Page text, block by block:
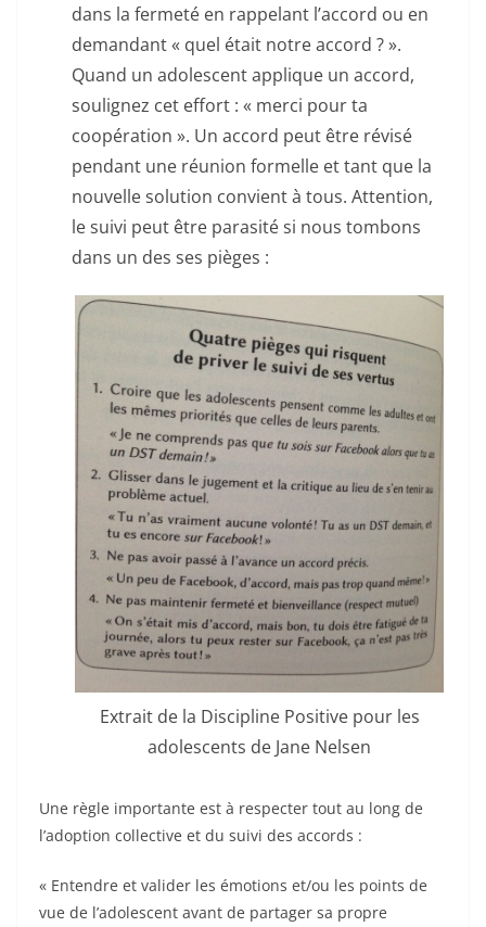
dans la fermeté en rappelant l’accord ou en
demandant « quel était notre accord ? ».
Quand un adolescent applique un accord,
soulignez cet effort : « merci pour ta
coopération ». Un accord peut être révisé
pendant une réunion formelle et tant que la
nouvelle solution convient à tous. Attention,
le suivi peut être parasité si nous tombons
dans un des ses pièges :
Extrait de la Discipline Positive pour les
adolescents de Jane Nelsen
Une règle importante est à respecter tout au long de
l’adoption collective et du suivi des accords :
« Entendre et valider les émotions et/ou les points de
vue de l’adolescent avant de partager sa propre